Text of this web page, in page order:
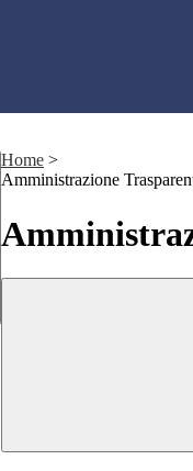
Home >
Amministrazione